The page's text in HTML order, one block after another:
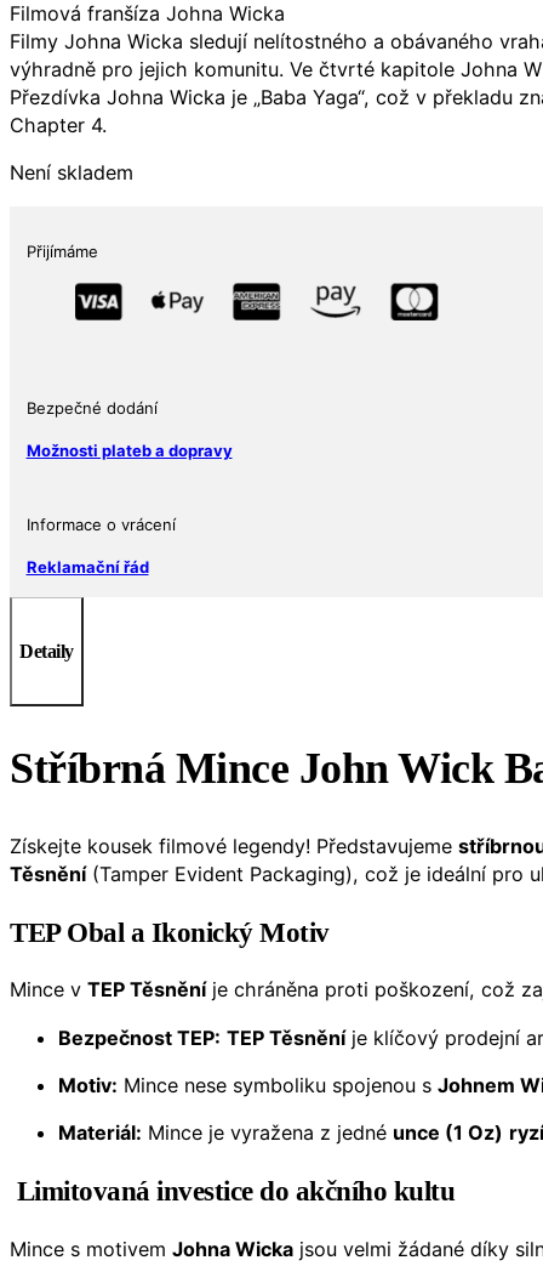
Filmová franšíza Johna Wicka
Filmy Johna Wicka sledují nelítostného a obávaného
výhradně pro jejich komunitu. Ve čtvrté kapitole Johna
Přezdívka Johna Wicka je „Baba Yaga“, což v překladu
Chapter 4.
Není skladem
Přijímáme
Bezpečné dodání
Možnosti plateb a dopravy
Informace o vrácení
Reklamační řád
Detaily
Stříbrná Mince John Wick
Získejte kousek filmové legendy! Představujeme
Těsnění(Tamper Evident Packaging), což je ideální pro
TEP Obal a Ikonický Motiv
Mince v TEP Těsněníje chráněna proti poškození, což
Bezpečnost TEP: TEP Těsněníje klíčový prodejní
Motiv: Mince nese symboliku spojenou s Johnem
Materiál: Mince je vyražena z jedné unce (1 Oz)
Limitovaná investice do akčního kultu
Mince s motivem Johna Wicka jsou velmi žádané díky